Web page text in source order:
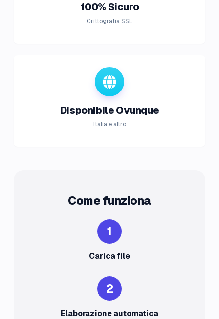
100% Sicuro
Crittografia SSL
Disponibile Ovunque
Italia e altro
Come funziona
1
Carica file
2
Elaborazione automatica